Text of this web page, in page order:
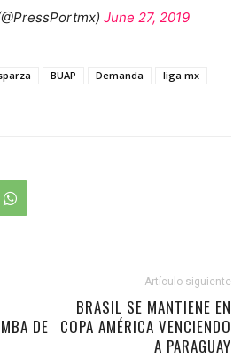
June 27, 2019
BUAP Demanda
liga mx
DE
Artículo siguiente
BRASIL SE MANTIENE EN
COPA AMÉRICA VENCIENDO
A PARAGUAY